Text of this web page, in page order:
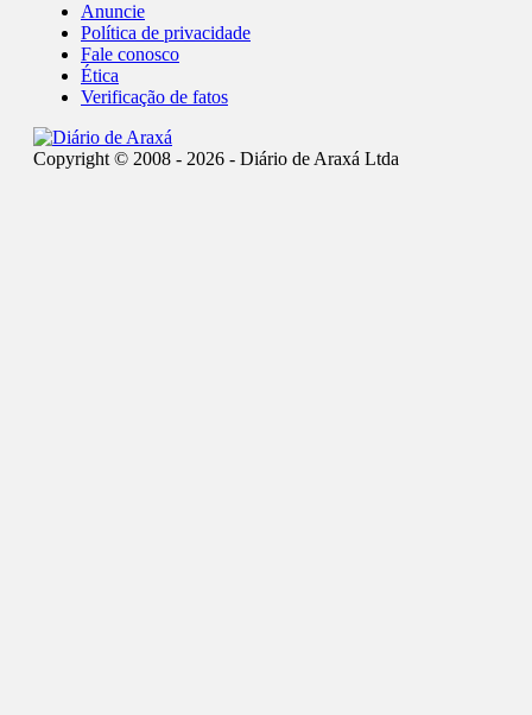
Anuncie
Política de privacidade
Fale conosco
Ética
Verificação de fatos
Copyright © 2008 - 2026 - Diário de Araxá Ltda